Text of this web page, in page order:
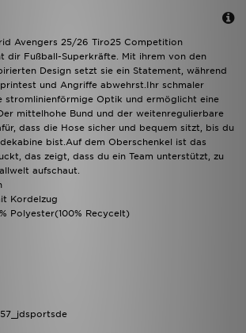
Avengers 25/26 Tiro25 Competition
dir Fußball-Superkräfte. Mit ihrem von den
Design setzt sie ein Statement, während
und Angriffe abwehrst.Ihr schmaler
stromlinienförmige Optik und ermöglicht eine
mittelhohe Bund und der weitenregulierbare
dass die Hose sicher und bequem sitzt, bis du
bist.Auf dem Oberschenkel ist das
das zeigt, dass du ein Team unterstützt, zu
aufschaut.
Kordelzug
Polyester(100% Recycelt)